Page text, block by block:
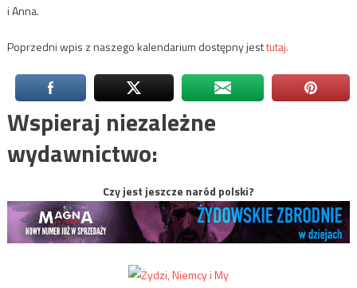
i Anna.
Poprzedni wpis z naszego kalendarium dostępny jesttutaj.
Wspieraj niezależne
wydawnictwo:
Czy jest jeszcze naród polski?